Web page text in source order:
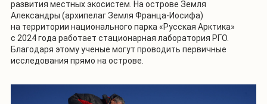
развития местных экосистем. На острове Земля
Александры (архипелаг Земля Франца-Иосифа)
на территории национального парка «Русская Арктика»
с 2024 года работает стационарная лаборатория РГО.
Благодаря этому ученые могут проводить первичные
исследования прямо на острове.